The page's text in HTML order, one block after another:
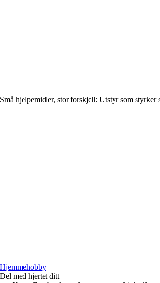
Små hjelpemidler, stor forskjell: Utstyr som styrker
Hjemmehobby
Del med hjertet ditt